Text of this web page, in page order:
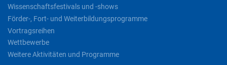
Wissenschaftsfestivals und -shows
Förder-, Fort- und Weiterbildungsprogramme
Vortragsreihen
Wettbewerbe
Weitere Aktivitäten und Programme